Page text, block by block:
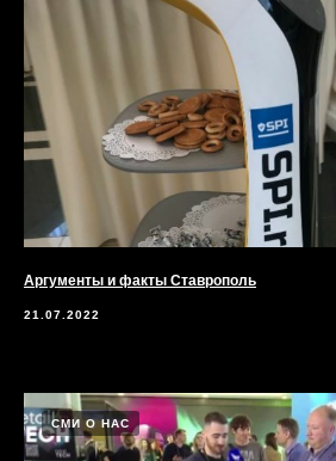
Аргументы и факты Ставрополь
21.07.2022
СМИ О НАС